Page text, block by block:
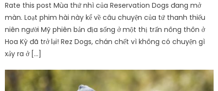
Rate this post Mùa thứ nhì của Reservation Dogs đang mở
màn. Loạt phim hài này kể về câu chuyện của tứ thanh thiếu
niên người Mỹ phiên bản địa sống ở một thị trấn nông thôn ở
Hoa Kỳ đã trở lại! Rez Dogs, chán chết vì không có chuyện gì
xảy ra ở […]